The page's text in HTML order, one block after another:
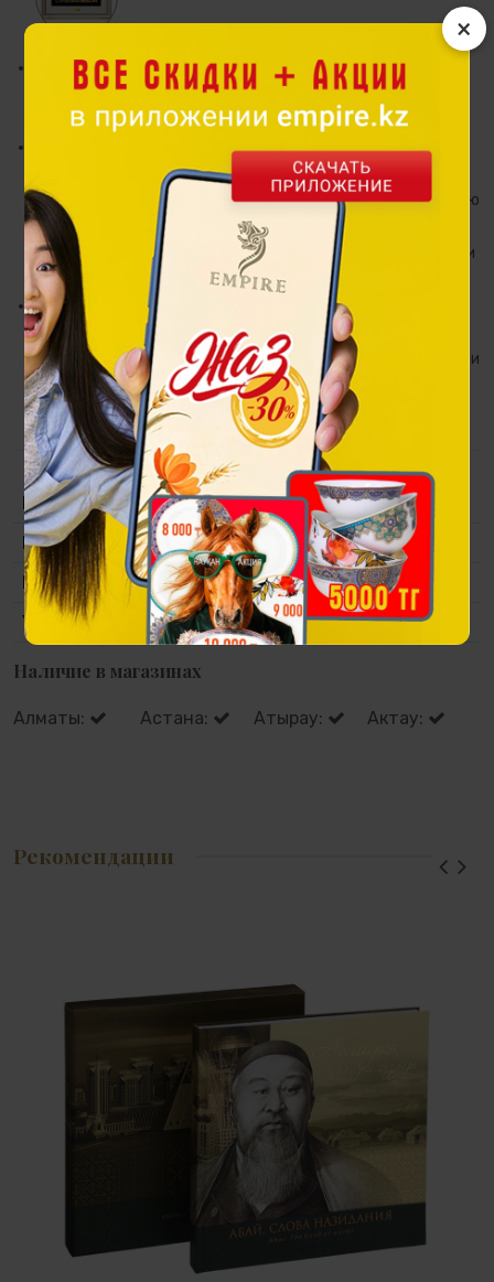
×
Панно создано на основе одноименного произведения
Исатая Исабаева (1936-2007), известного художника-
графика, заслуженного деятеля искусств Казахстана.
В картине отражается традиционное народное
состязание между двумя "акынами" - импровизаторами-
песенниками, ведущими песенный диалог на произвольную
тему. Айтыс представляет собой синтез ряда искусств -
это и поэзия, и музыка, и драматическое представление, и
исполнительское мастерство.
Акыны, создавая высокое искусство и приобщая простых
людей к "божественному таинству" - музыке,
пользовались большой любовью и уважением в обществе и
всегда находились в центре всеобщего внимания и
притяжения.
Коллекция
Казахский эпос
Материал
Полистоун, ручная роспись.
Размер
660х400 мм.
Упаковка
Подарочная упаковка.
Наличие в магазинах
Алматы: Астана: Атырау: Актау:
Рекомендации